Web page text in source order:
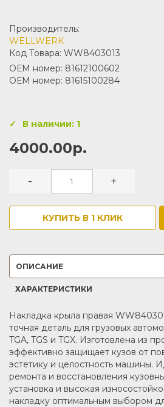
Производитель:
WELLWERK
Код Товара: WW8403013
ОЕМ номер: 81612100602
ОЕМ номер: 81615100284
В наличии: 1
4000.00р.
- +
КУПИТЬ В 1 КЛИК
ОПИСАНИЕ
ХАРАКТЕРИСТИКИ
Накладка крыла правая
точная деталь для грузовых
TGA, TGS и TGX. Изготовлена из
эффективно защищает кузов от
эстетику и целостность машины.
ремонта и восстановления
установка и высокая
накладку оптимальным выбором